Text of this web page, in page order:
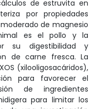
de estruvita en
por propiedades
de magnesio
es el pollo y la
su digestibilidad y
de carne fresca. La
(xilooligosacáridos),
para favorecer el
de ingredientes
para limitar los